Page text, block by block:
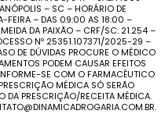
– SC – HORÁRIO DE
FEIRA – DAS 09:00 AS 18:00 –
DA PAIXÃO – CRF/SC: 21.254 –
Nº 25351.107371/2025-29 –
DE DÚVIDAS PROCURE O MÉDICO
PODEM CAUSAR EFEITOS
SE COM O FARMACÊUTICO
MÉDICA SÓ SERÃO
DA PRESCRIÇÃO/RECEITA MÉDICA.